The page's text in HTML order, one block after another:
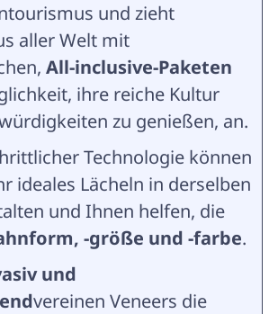
und zieht
aller Welt mit
All-inclusive-Paketen
ihre reiche Kultur
zu genießen, an.
Technologie können
ideales Lächeln in derselben
und Ihnen helfen, die
-größe und -farbe.
und
vereinen Veneers die